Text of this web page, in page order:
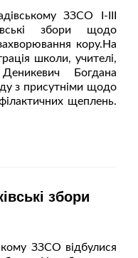
ЗЗСО І-ІІІ
збори щодо
кору.На
школи, учителі,
Богдана
з присутніми щодо
щеплень.
збори
ЗЗСО відбулися